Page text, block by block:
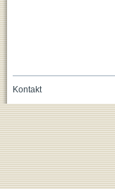
Kontakt